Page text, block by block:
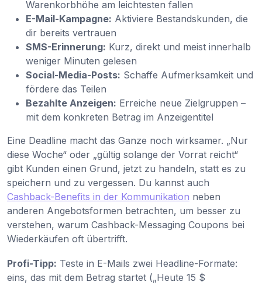
Warenkorbhöhe am leichtesten fallen
E-Mail-Kampagne: Aktiviere Bestandskunden, die
dir bereits vertrauen
SMS-Erinnerung: Kurz, direkt und meist innerhalb
weniger Minuten gelesen
Social-Media-Posts: Schaffe Aufmerksamkeit und
fördere das Teilen
Bezahlte Anzeigen: Erreiche neue Zielgruppen –
mit dem konkreten Betrag im Anzeigentitel
Eine Deadline macht das Ganze noch wirksamer. „Nur
diese Woche“ oder „gültig solange der Vorrat reicht“
gibt Kunden einen Grund, jetzt zu handeln, statt es zu
speichern und zu vergessen. Du kannst auch
Cashback-Benefits in der Kommunikation neben
anderen Angebotsformen betrachten, um besser zu
verstehen, warum Cashback-Messaging Coupons bei
Wiederkäufen oft übertrifft.
Profi-Tipp: Teste in E-Mails zwei Headline-Formate:
eins, das mit dem Betrag startet („Heute 15 $